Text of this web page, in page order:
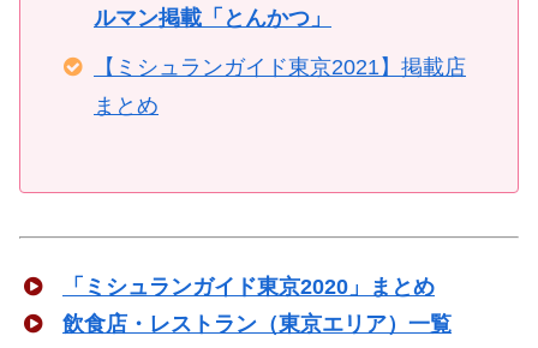
ルマン掲載「とんかつ」
【ミシュランガイド東京2021】掲載店
まとめ
「ミシュランガイド東京2020」まとめ
飲食店・レストラン（東京エリア）一覧